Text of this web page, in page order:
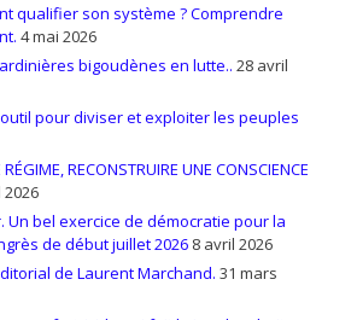
qualifier son système ? Comprendre
4 mai 2026
bigoudènes en lutte.. 28 avril
pour diviser et exploiter les peuples
RÉGIME, RECONSTRUIRE UNE CONSCIENCE
2026
Un bel exercice de démocratie pour la
de début juillet 2026 8 avril 2026
de Laurent Marchand. 31 mars